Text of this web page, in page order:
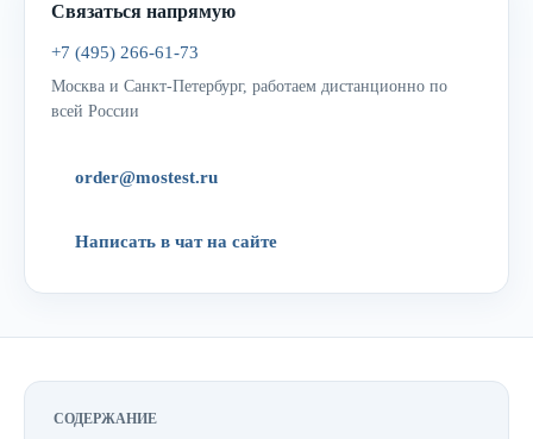
Связаться напрямую
+7 (495) 266-61-73
Москва и Санкт-Петербург, работаем дистанционно по
всей России
order@mostest.ru
Написать в чат на сайте
СОДЕРЖАНИЕ